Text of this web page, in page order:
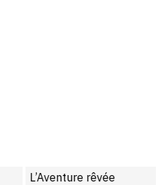
L’Aventure rêvée